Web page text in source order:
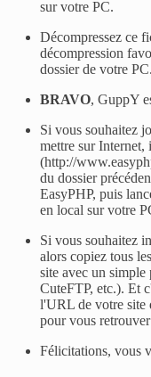
sur votre PC.
Décompressez ce
décompression
dossier de votre PC.
BRAVO, GuppY
Si vous souhaitez
mettre sur Internet,
(http://
du dossier
EasyPHP, puis
en local sur votre
Si vous souhaitez
alors copiez tous
site avec un
CuteFTP, etc.). Et
l'URL de votre site
pour vous
Félicitations, vous